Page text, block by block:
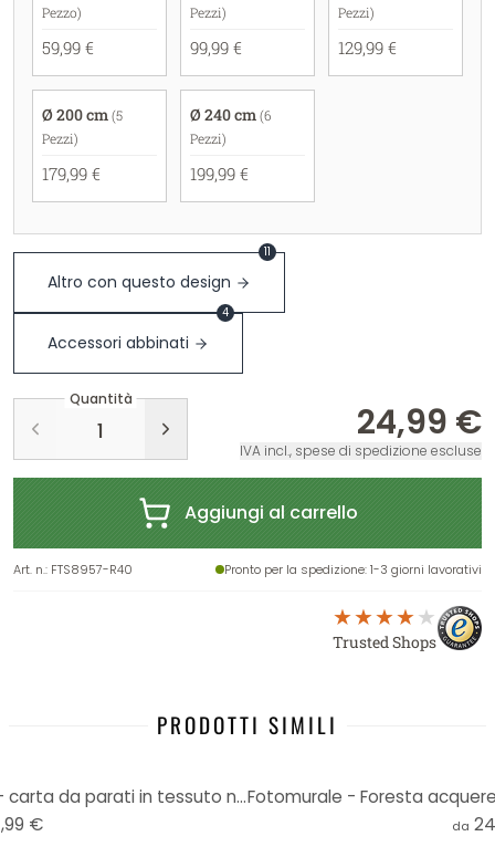
Pezzo)
59,99 €
Pezzi)
99,99 €
Pezzi)
129,99 €
Ø 200 cm (5
Pezzi)
179,99 €
Ø 240 cm (6
Pezzi)
199,99 €
Altro con questo design
11
Accessori abbinati
4
Quantità
24,99 €
IVA incl., spese di spedizione escluse
Aggiungi al carrello
Art. n.: FTS8957-R40 Pronto per la spedizione: 1-3 giorni lavorativi
Trusted Shops
PRODOTTI SIMILI
Fotomurale Bouquet - tondo - carta da parati in tessuto non tessuto/carta da parati in tessuto non t
€
da